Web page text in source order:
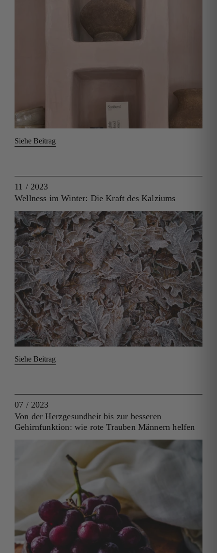
Siehe Beitrag
11 / 2023
Wellness im Winter: Die Kraft des Kalziums
Siehe Beitrag
07 / 2023
Von der Herzgesundheit bis zur besseren
Gehirnfunktion: wie rote Trauben Männern helfen